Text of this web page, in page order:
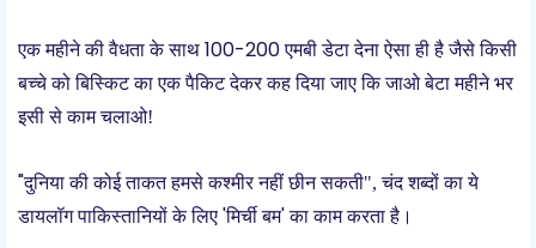
एक महीने की वैधता के साथ 100-200एमबी डेटा देना ऐसा ही है जैसे किसी
बच्चे को बिस्किट काएक पैकिट देकर कह दिया जाए कि जाओ बेटा महीने भर
इसी से काम चलाओ!
"दुनिया की कोई ताकत हमसे कश्मीर नहीं छीन सकती", चंद शब्दों का ये
डायलॉग पाकिस्तानियों के लिए 'मिर्ची बम'का काम करता है।